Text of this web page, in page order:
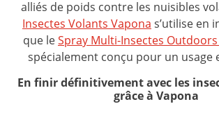
alliés de poids contre les nuisibles
Insectes Volants Vapona s’utilise en
que leSpray Multi-Insectes
spécialement conçu pour un usage
En finir définitivement avec les
grâce à Vapona